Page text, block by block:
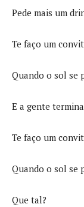
Pede mais um
Te faço um
Quando o sol se
E a gente
Te faço um
Quando o sol se
Que tal?